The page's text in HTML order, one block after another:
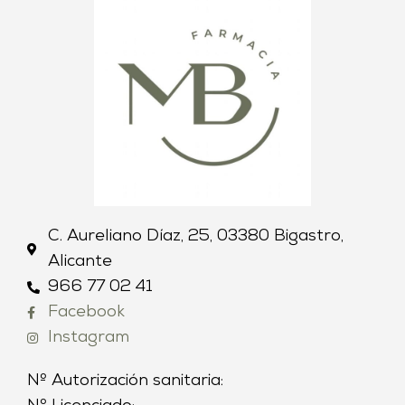
C. Aureliano Díaz, 25, 03380 Bigastro,
Alicante
966 77 02 41
Facebook
Instagram
Nº Autorización sanitaria: